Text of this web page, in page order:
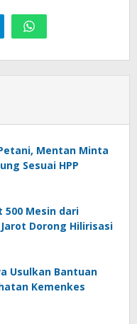
Mentan Minta
Sesuai HPP
500 Mesin dari
Dorong Hilirisasi
Usulkan Bantuan
Kemenkes